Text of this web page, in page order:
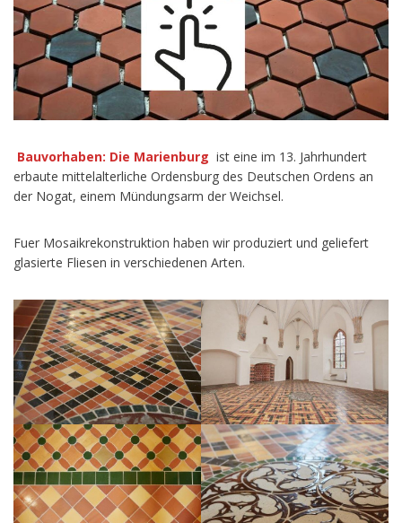
Bauvorhaben: Die Marienburg ist eine im 13. Jahrhundert
erbaute mittelalterliche Ordensburg des Deutschen Ordens an
der Nogat, einem Mündungsarm der Weichsel.
Fuer Mosaikrekonstruktion haben wir produziert und geliefert
glasierte Fliesen in verschiedenen Arten.